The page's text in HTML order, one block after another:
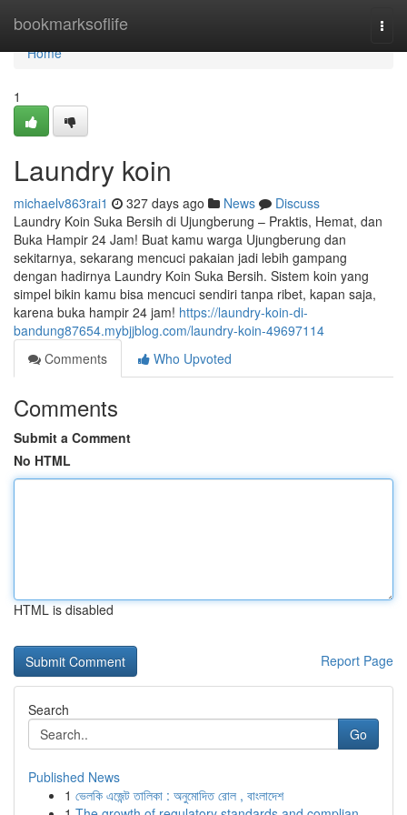
bookmarksoflife
Home
Home
1
Laundry koin
michaelv863rai1 327 days ago News
Discuss
Laundry Koin Suka Bersih di Ujungberung – Praktis, Hemat, dan
Buka Hampir 24 Jam! Buat kamu warga Ujungberung dan
sekitarnya, sekarang mencuci pakaian jadi lebih gampang
dengan hadirnya Laundry Koin Suka Bersih. Sistem koin yang
simpel bikin kamu bisa mencuci sendiri tanpa ribet, kapan saja,
karena buka hampir 24 jam! https://laundry-koin-di-
bandung87654.mybjjblog.com/laundry-koin-49697114
Comments
Who Upvoted
Comments
Submit a Comment
No HTML
HTML is disabled
Report Page
Search
Go
Published News
1 ভেলকি এজেন্ট তালিকা : অনুমোদিত রোল , বাংলাদেশ